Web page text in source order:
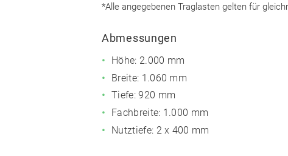
*Alle angegebenen Traglasten gelten für
Abmessungen
Höhe: 2.000 mm
Breite: 1.060 mm
Tiefe: 920 mm
Fachbreite: 1.000 mm
Nutztiefe: 2 x 400 mm